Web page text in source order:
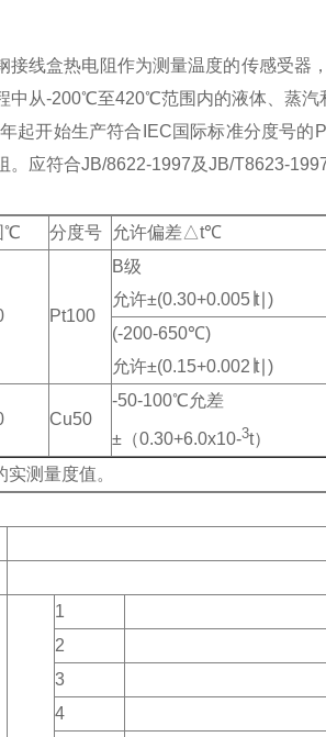
接线盒热电阻作为测量温度的传感受器
中从-200℃至420℃范围内的液体、蒸汽
起开始生产符合IEC国际标准分度号
。应符合JB/8622-1997及JB/T8623-1997
℃ 分度号 允许偏差△t℃
Pt100
B级
允许±(0.30+0.005∣t∣)
(-200-650℃)
允许±(0.15+0.002∣t∣)
Cu50
-50-100℃允差
±（0.30+6.0x10-3t）
实测量度值。
1
2
3
4